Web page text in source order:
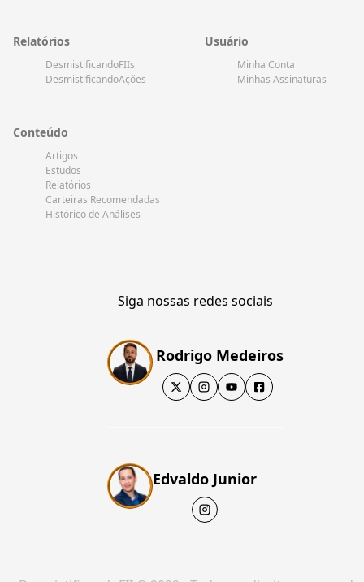
Relatórios
DesmistificandoFIIs
DesmistificandoAções
Usuário
Minha Conta
Minhas Assinaturas
Conteúdo
Artigos
Estudos
Relatórios
Carteiras Recomendadas
Histórico de Análises
Siga nossas redes sociais
Rodrigo Medeiros
Edvaldo Junior